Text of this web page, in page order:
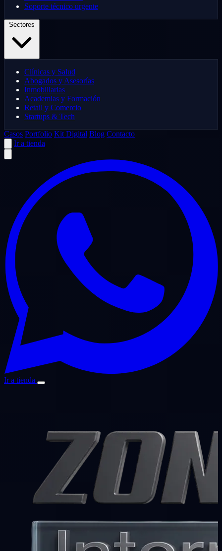
Soporte técnico urgente
Clínicas y Salud
Abogados y Asesorías
Inmobiliarias
Academias y Formación
Retail y Comercio
Startups & Tech
Casos Portfolio Kit Digital Blog Contacto
Ir a tienda
Ir a tienda